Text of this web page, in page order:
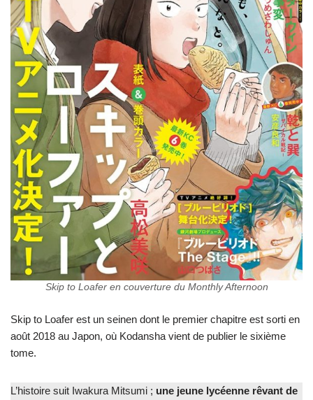
Skip to Loafer en couverture du Monthly Afternoon
Skip to Loafer est un seinen dont le premier chapitre est sorti en
août 2018 au Japon, où Kodansha vient de publier le sixième
tome.
L’histoire suit Iwakura Mitsumi ; une jeune lycéenne rêvant de